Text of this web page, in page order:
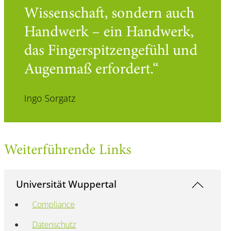
Wissenschaft, sondern auch
Handwerk – ein Handwerk,
das Fingerspitzengefühl und
Augenmaß erfordert.
Ingo Sorgatz
Weiterführende Links
Universität Wuppertal
Compliance
Datenschutz